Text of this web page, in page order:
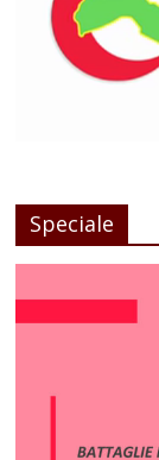
Speciale